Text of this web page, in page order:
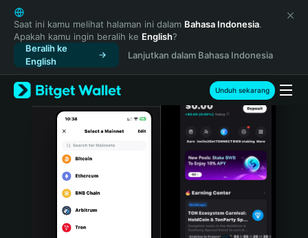
English
日本語
Tiếng Việt
Русский
Español (Latinoamérica)
Türkçe
Italiano
Português (Portugal)
Bahasa Indonesia
Saat ini kamu melihat halaman ini dalam Bahasa Indonesia.
Apakah kamu ingin beralih ke English?
Beralih ke
English
Lanjutkan dalam Bahasa Indonesia
Unduh sekarang